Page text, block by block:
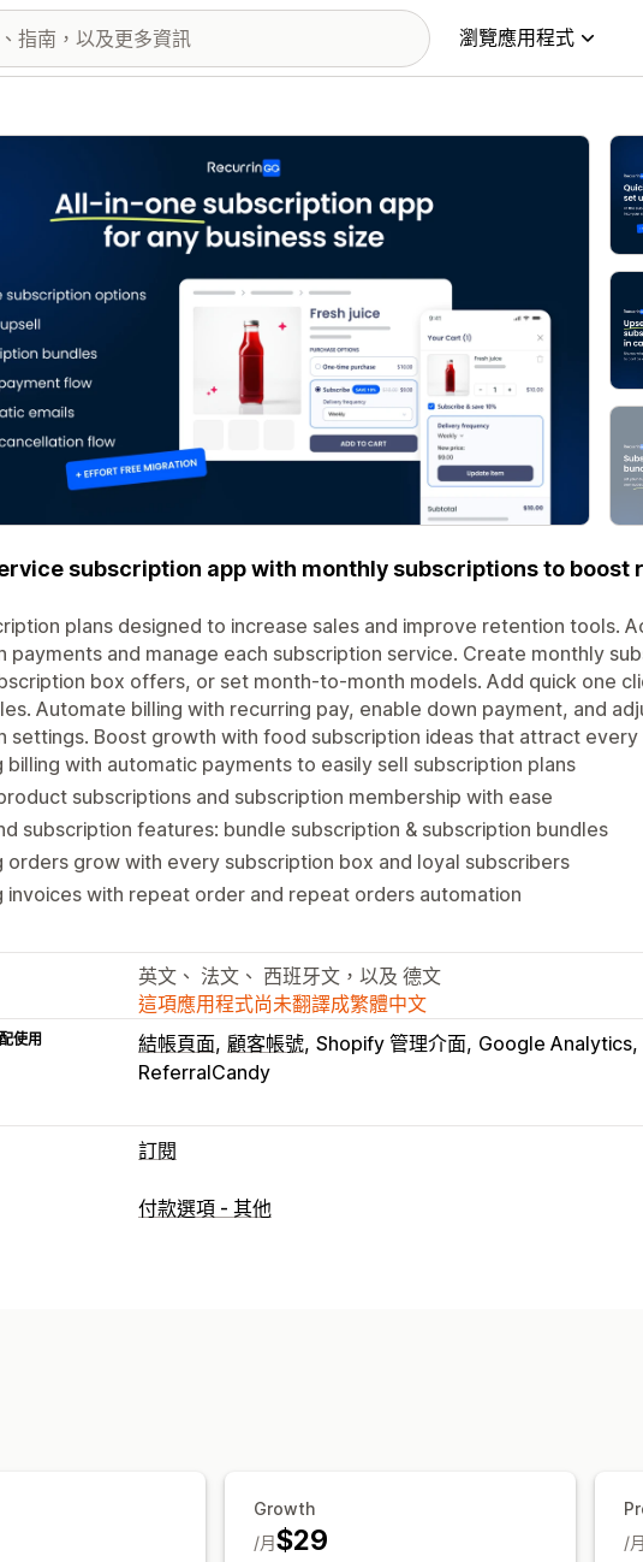
瀏覽應用程式
subscription app with monthly subscriptions to boost
plans designed to increase sales and improve retention tools.
payments and manage each subscription service. Create monthly
box offers, or set month-to-month models. Add quick one
Automate billing with recurring pay, enable down payment, and
settings. Boost growth with food subscription ideas that attract every
billing with automatic payments to easily sell subscription plans
subscriptions and subscription membership with ease
subscription features: bundle subscription & subscription bundles
orders grow with every subscription box and loyal subscribers
invoices with repeat order and repeat orders automation
英文、 法文、 西班牙文，以及 德文
這項應用程式尚未翻譯成繁體中文
使用 結帳頁面 顧客帳號 Shopify 管理介面 Google Analytics
ReferralCandy
訂閱
訂閱類型
付款選項 - 其他
Growth
$29
/月 /月